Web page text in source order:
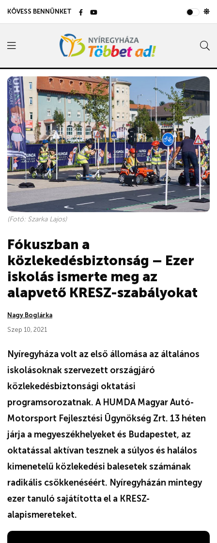
KÖVESS BENNÜNKET
(Fotó: Szarka Lajos)
Fókuszban a
közlekedésbiztonság – Ezer
iskolás ismerte meg az
alapvető KRESZ-szabályokat
Nagy Boglárka
Szep 10, 2021
Nyíregyháza volt az első állomása az általános
iskolásoknak szervezett országjáró
közlekedésbiztonsági oktatási
programsorozatnak. A HUMDA Magyar Autó-
Motorsport Fejlesztési Ügynökség Zrt. 13 héten
járja a megyeszékhelyeket és Budapestet, az
oktatással aktívan tesznek a súlyos és halálos
kimenetelű közlekedési balesetek számának
radikális csökkenéséért. Nyíregyházán mintegy
ezer tanuló sajátította el a KRESZ-
alapismereteket.